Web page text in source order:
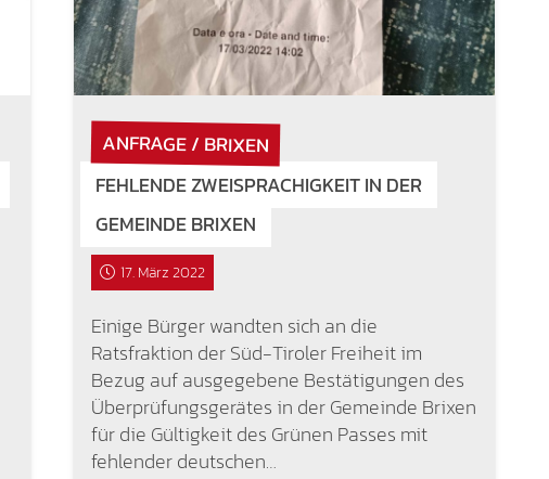
ANFRAGE / BRIXEN
FEHLENDE ZWEISPRACHIGKEIT IN DER
GEMEINDE BRIXEN
17. März 2022
Einige Bürger wandten sich an die
Ratsfraktion der Süd-Tiroler Freiheit im
Bezug auf ausgegebene Bestätigungen des
Überprüfungsgerätes in der Gemeinde Brixen
für die Gültigkeit des Grünen Passes mit
fehlender deutschen…